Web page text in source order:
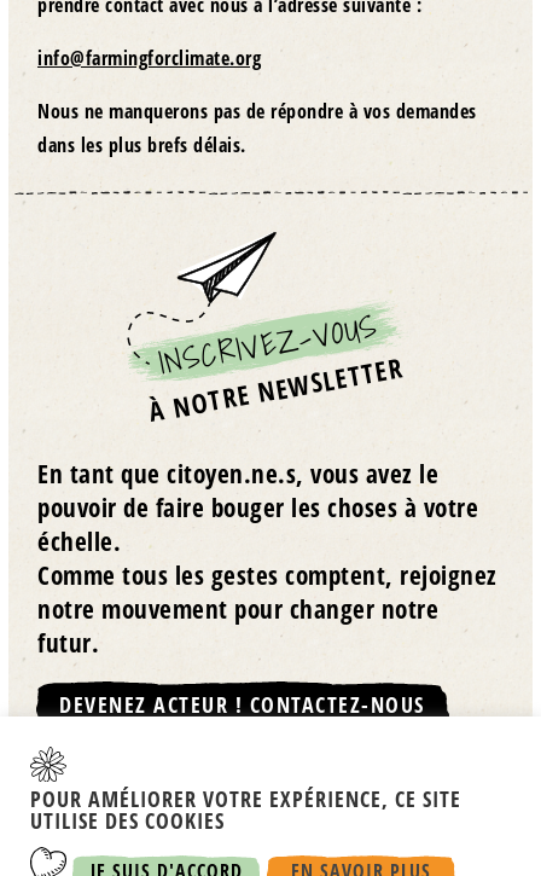
info@farmingforclimate.org
Nous ne manquerons pas de répondre à vos demandes
dans les plus brefs délais.
INSCRIVEZ-VOUS
À NOTRE NEWSLETTER
En tant que citoyen.ne.s, vous avez le
pouvoir de faire bouger les choses à votre
échelle.
Comme tous les gestes comptent, rejoignez
notre mouvement pour changer notre
futur.
DEVENEZ ACTEUR ! CONTACTEZ-NOUS
POUR AMÉLIORER VOTRE EXPÉRIENCE, CE SITE
UTILISE DES COOKIES